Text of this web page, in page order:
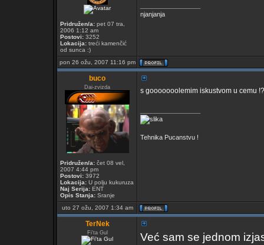
Pridružen/a: pet 07 tra,
2006 1:12 am
Postovi: 3252
Lokacija: treći kamenčić
od sunca :)
njanjanja
pon 26 ožu, 2007 11:16 pm
buco
Dai-zvizda
Pridružen/a: čet 08 vel,
2007 4:44 pm
Postovi: 3972
Lokacija: U polju kukuruza
Naj Serija: ENT
Opis Stanja: Sranje
s gooooooolemim iskustvom u cemu
Tehnika Pucanstvu !
uto 27 ožu, 2007 1:34 am
TerNek
Fi'ta Gul
Već sam se jednom